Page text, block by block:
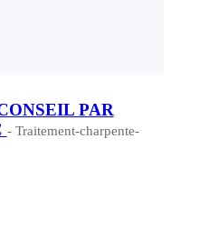
PAR
- Traitement-charpente-